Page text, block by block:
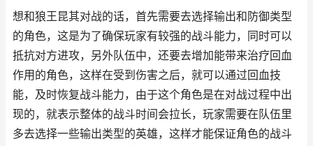
想和狼王昆其对战的话，首先需要去选择输出和防御类型
的角色，这是为了确保玩家有较强的战斗能力，同时可以
抵抗对方进攻，另外队伍中，还要去增加能带来治疗回血
作用的角色，这样在受到伤害之后，就可以通过回血技
能，及时恢复战斗能力，由于这个角色是在对战过程中出
现的，就表示整体的战斗时间会拉长，玩家需要在队伍里
多去选择一些输出类型的英雄，这样才能保证角色的战斗